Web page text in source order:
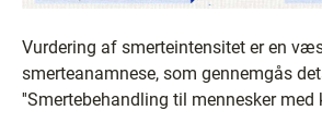
Vurdering af smerteintensitet er en
smerteanamnese, som gennemgås
''Smertebehandling til mennesker